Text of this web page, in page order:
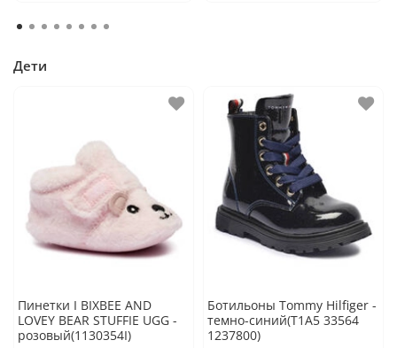
Дети
Пинетки I BIXBEE AND
LOVEY BEAR STUFFIE UGG -
розовый(1130354I)
Ботильоны Tommy Hilfiger -
темно-синий(T1A5 33564
1237800)